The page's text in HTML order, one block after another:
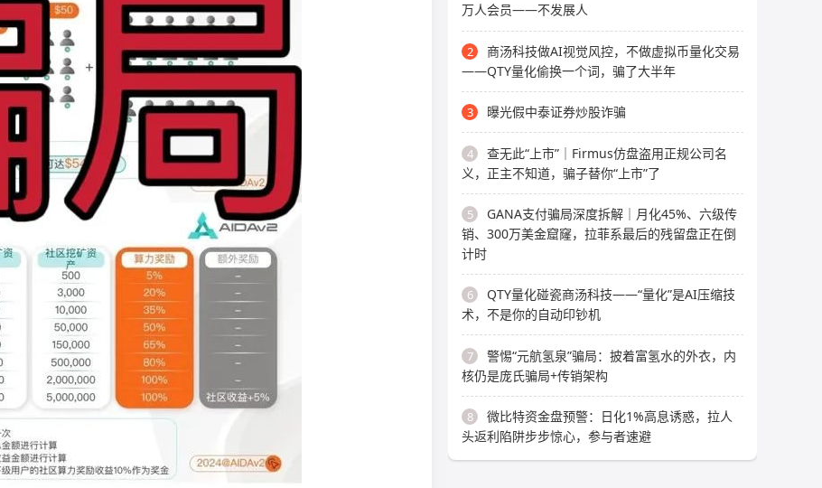
万人会员——不发展人
2
商汤科技做AI视觉风控，不做虚拟币量化交易
——QTY量化偷换一个词，骗了大半年
3 曝光假中泰证券炒股诈骗
4
查无此“上市”｜Firmus仿盘盗用正规公司名
义，正主不知道，骗子替你“上市”了
5
GANA支付骗局深度拆解｜月化45%、六级传
销、300万美金窟窿，拉菲系最后的残留盘正在倒
计时
6
QTY量化碰瓷商汤科技——“量化”是AI压缩技
术，不是你的自动印钞机
7
警惕“元航氢泉”骗局：披着富氢水的外衣，内
核仍是庞氏骗局+传销架构
8
微比特资金盘预警：日化1%高息诱惑，拉人
头返利陷阱步步惊心，参与者速避